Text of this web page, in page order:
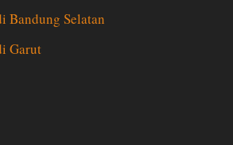
Bandung Selatan
Garut